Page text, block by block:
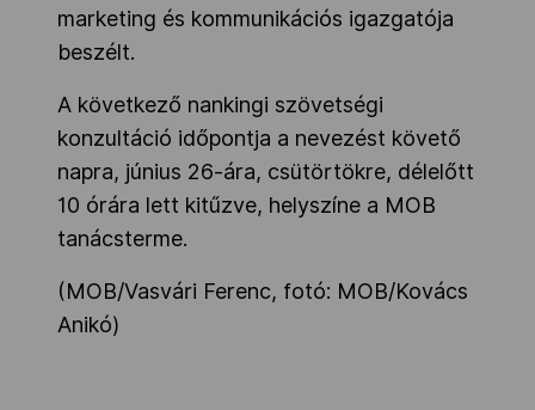
marketing és kommunikációs igazgatója
beszélt.
A következő nankingi szövetségi
konzultáció időpontja a nevezést követő
napra, június 26-ára, csütörtökre, délelőtt
10 órára lett kitűzve, helyszíne a MOB
tanácsterme.
(MOB/Vasvári Ferenc, fotó: MOB/Kovács
Anikó)